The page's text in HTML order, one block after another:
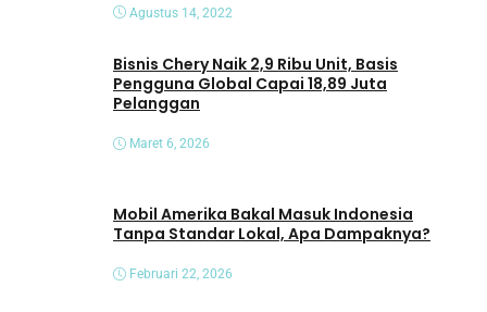
Agustus 14, 2022
Bisnis Chery Naik 2,9 Ribu Unit, Basis
Pengguna Global Capai 18,89 Juta
Pelanggan
Maret 6, 2026
Mobil Amerika Bakal Masuk Indonesia
Tanpa Standar Lokal, Apa Dampaknya?
Februari 22, 2026